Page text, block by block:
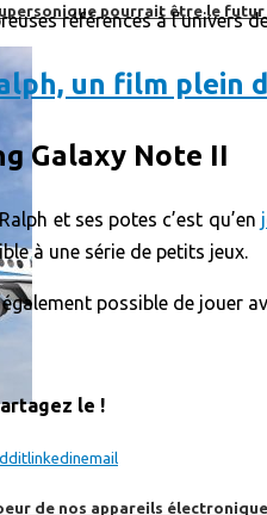
pourrait être le futur
de nos appareils
références à l’univers
Galaxy Note II
et ses potes c’est qu’en
à une série de petits jeux.
possible de jouer
le !
linkedinemail